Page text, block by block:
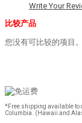
Write Your
比较产品
您没有可比较的项目。
*Free shipping available to
Columbia. (Hawaii and